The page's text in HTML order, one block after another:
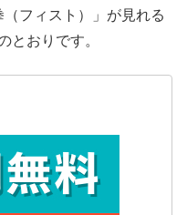
（フィスト）」が見れる
とおりです。